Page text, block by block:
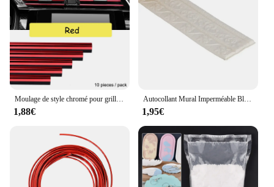
1,88€
Autocollant Mural Imperméable Blanc pour Plinthe, Ligne de Taille, Bordure 3D, Décoration de Maison, Moulage, Garniture, Accessoires
1,95€